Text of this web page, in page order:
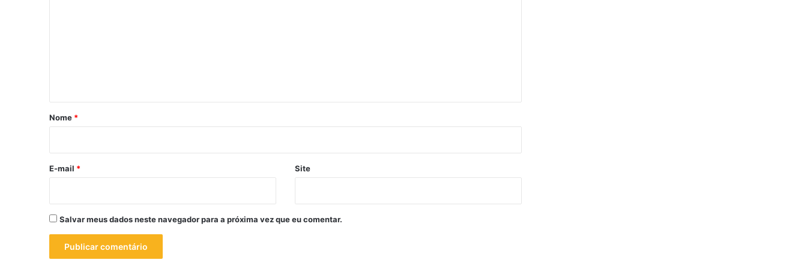
r
*
Nome *
E-mail * Site
Salvar meus dados neste navegador para a próxima vez que eu comentar.